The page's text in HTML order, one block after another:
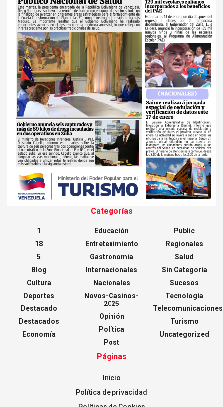
Categorías
1
18
5
Blog
Cultura
Deportes
Destacado
Destacados
Economía
Educación
Entretenimiento
Gastronomia
Internacionales
Nacionales
Novos-Casinos-
2025
Opinión
Política
Post
Public
Regionales
Salud
Sin Categoría
Sucesos
Tecnología
Telecomunicaciones
Turismo
Uncategorized
Páginas
Inicio
Política de privacidad